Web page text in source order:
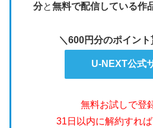
分と無料で配信している作
＼600円分のポイン
U-NEXT公式
無料お試しで登
31日以内に解約すれば